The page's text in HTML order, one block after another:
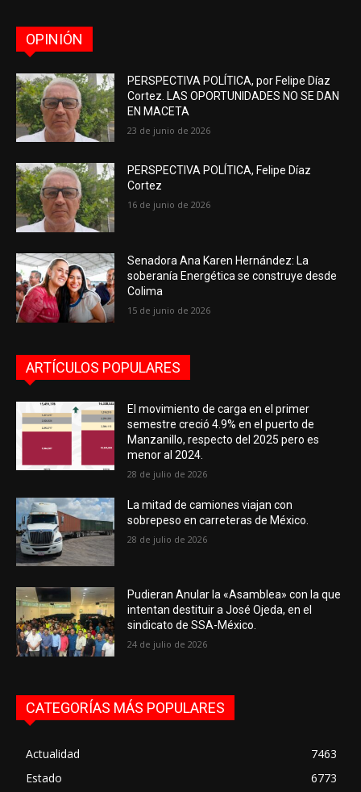
OPINIÓN
PERSPECTIVA POLÍTICA, por Felipe Díaz
Cortez. LAS OPORTUNIDADES NO SE DAN
EN MACETA
23 de junio de 2026
PERSPECTIVA POLÍTICA, Felipe Díaz
Cortez
16 de junio de 2026
Senadora Ana Karen Hernández: La
soberanía Energética se construye desde
Colima
15 de junio de 2026
ARTÍCULOS POPULARES
El movimiento de carga en el primer
semestre creció 4.9% en el puerto de
Manzanillo, respecto del 2025 pero es
menor al 2024.
28 de julio de 2026
La mitad de camiones viajan con
sobrepeso en carreteras de México.
28 de julio de 2026
Pudieran Anular la «Asamblea» con la que
intentan destituir a José Ojeda, en el
sindicato de SSA-México.
24 de julio de 2026
CATEGORÍAS MÁS POPULARES
Actualidad
7463
Estado
6773